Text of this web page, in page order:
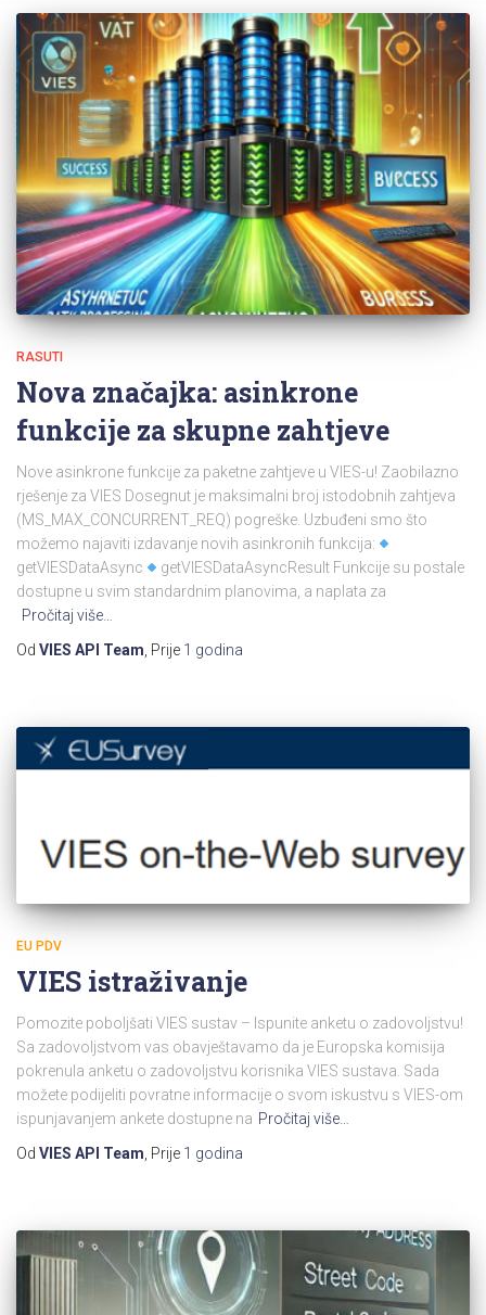
RASUTI
Nova značajka: asinkrone
funkcije za skupne zahtjeve
Nove asinkrone funkcije za paketne zahtjeve u VIES-u! Zaobilazno
rješenje za VIES Dosegnut je maksimalni broj istodobnih zahtjeva
(MS_MAX_CONCURRENT_REQ) pogreške. Uzbuđeni smo što
možemo najaviti izdavanje novih asinkronih funkcija:
getVIESDataAsync
getVIESDataAsyncResult Funkcije su postale
dostupne u svim standardnim planovima, a naplata za
Pročitaj više…
Od VIES API Team , Prije 1 godina
EU PDV
VIES istraživanje
Pomozite poboljšati VIES sustav – Ispunite anketu o zadovoljstvu!
Sa zadovoljstvom vas obavještavamo da je Europska komisija
pokrenula anketu o zadovoljstvu korisnika VIES sustava. Sada
možete podijeliti povratne informacije o svom iskustvu s VIES-om
ispunjavanjem ankete dostupne na Pročitaj više…
Od VIES API Team , Prije 1 godina